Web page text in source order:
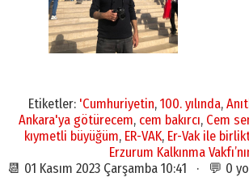
Etiketler: 'Cumhuriyetin,100. yılında,
Ankara'ya götürecem, cem bakırcı, Cem
kıymetli büyüğüm, ER-VAK, Er-Vak ile
Erzurum Kalkınma
📆 01 Kasım 2023 Çarşamba 10:41 · 💬 0